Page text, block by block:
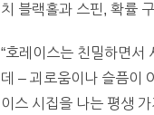
치 블랙홀과 스핀, 확률
“호레이스는 친밀하면서
데 – 괴로움이나 슬픔이
이스 시집을 나는 평생